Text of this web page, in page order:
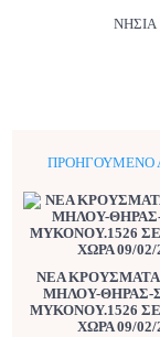
ΝΗΣΙΆ
ΠΡΟΗΓΟΎΜΕΝΟ
ΝΕΑ ΚΡΟΥΣΜΑΤΑ
ΜΗΛΟΥ-ΘΗΡΑΣ-
ΜΥΚΟΝΟΥ.1526
ΧΩΡΑ 09/02/